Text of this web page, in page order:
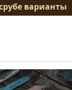
варианты